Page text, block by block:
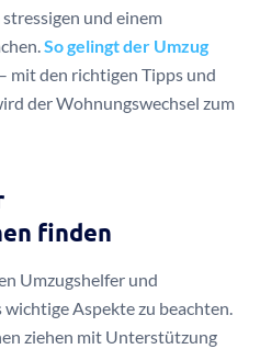
und einem
So gelingt der Umzug
– mit den richtigen Tipps und
der Wohnungswechsel zum
finden
Umzugshelfer und
Aspekte zu beachten.
ziehen mit Unterstützung